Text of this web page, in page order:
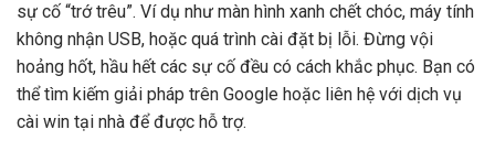
sự cố “trớ trêu”. Ví dụ như màn hình xanh chết chóc, máy tính
không nhận USB, hoặc quá trình cài đặt bị lỗi. Đừng vội
hoảng hốt, hầu hết các sự cố đều có cách khắc phục. Bạn có
thể tìm kiếm giải pháp trên Google hoặc liên hệ với dịch vụ
cài win tại nhà để được hỗ trợ.